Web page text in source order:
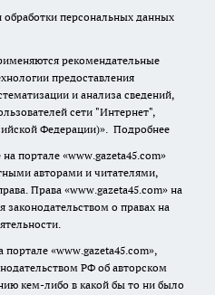
персональных данных
рекомендательные
предоставления
и анализа сведений,
сети "Интернет",
Федерации)». Подробнее
портале «www.gazeta45.com»
авторами и читателями,
Права «www.gazeta45.com» на
о правах на
«www.gazeta45.com»,
РФ об авторском
кем-либо в какой бы то ни было